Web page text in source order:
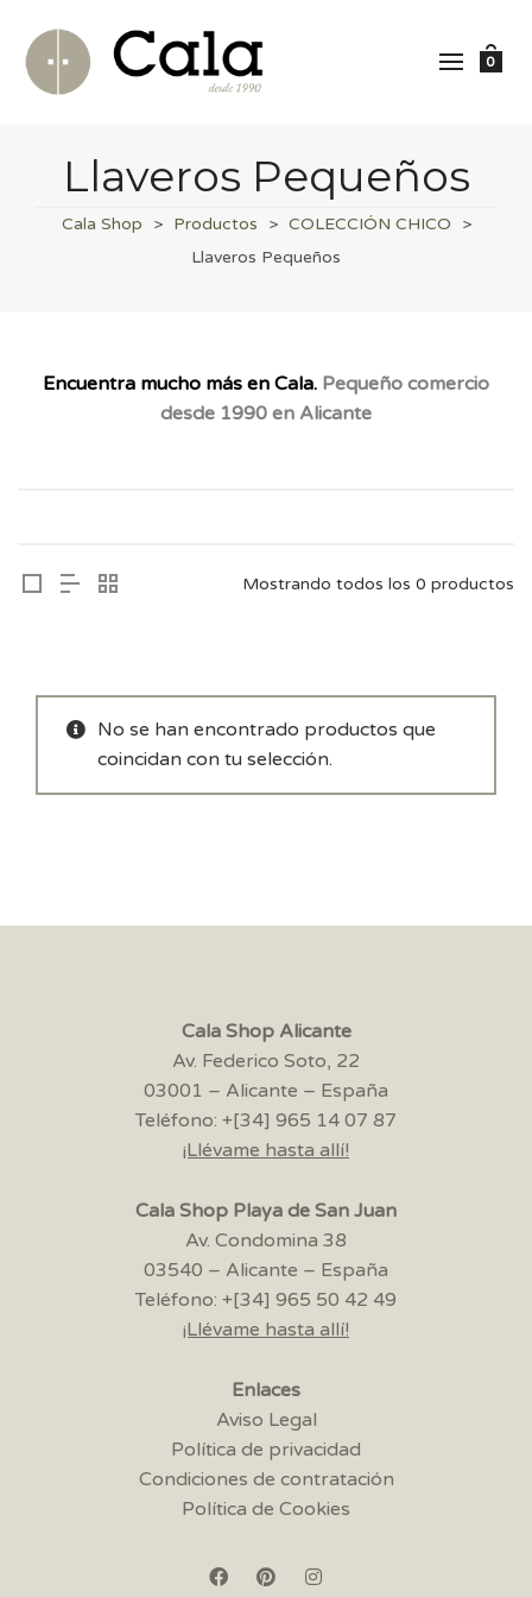
0
Llaveros Pequeños
Cala Shop > Productos > COLECCIÓN CHICO
>
Llaveros Pequeños
Encuentra mucho más en Cala. Pequeño comercio
desde 1990 en Alicante
Mostrando todos los 0 productos
No se han encontrado productos que
coincidan con tu selección.
Cala Shop Alicante
Av. Federico Soto, 22
03001 – Alicante – España
Teléfono: +[34] 965 14 07 87
¡Llévame hasta allí!
Cala Shop Playa de San Juan
Av. Condomina 38
03540 – Alicante – España
Teléfono: +[34] 965 50 42 49
¡Llévame hasta allí!
Enlaces
Aviso Legal
Política de privacidad
Condiciones de contratación
Política de Cookies